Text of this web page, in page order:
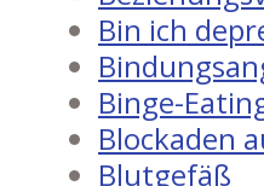
Bin ich
Binge-
Blockaden
Blutgefäß